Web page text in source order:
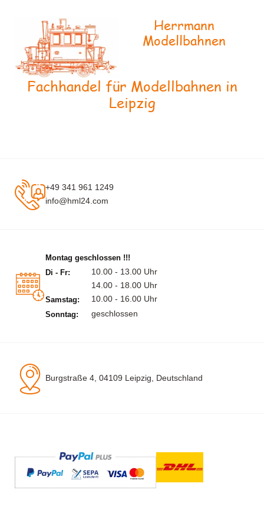
Herrmann
Modellbahnen
Fachhandel für Modellbahnen in
Leipzig
+49 341 961 1249
info@hml24.com
Montag geschlossen !!!
Di - Fr:
10.00 - 13.00 Uhr
14.00 - 18.00 Uhr
Samstag: 10.00 - 16.00 Uhr
Sonntag: geschlossen
Burgstraße 4, 04109 Leipzig, Deutschland